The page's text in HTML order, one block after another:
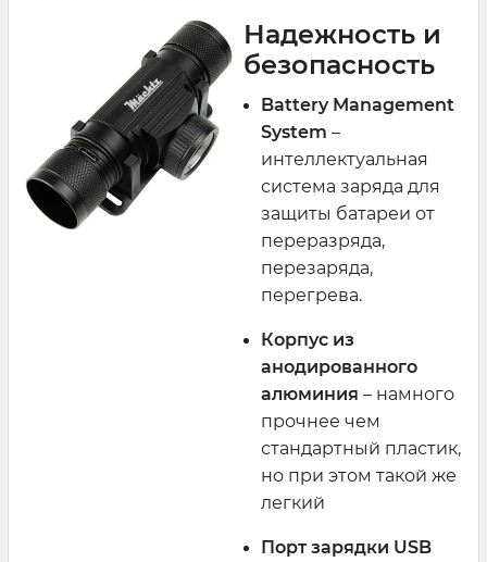
Надежность и
безопасность
Battery Management
System –
интеллектуальная
система заряда для
защиты батареи от
переразряда,
перезаряда,
перегрева.
Корпус из
анодированного
алюминия – намного
прочнее чем
стандартный пластик,
но при этом такой же
легкий
Порт зарядки USB